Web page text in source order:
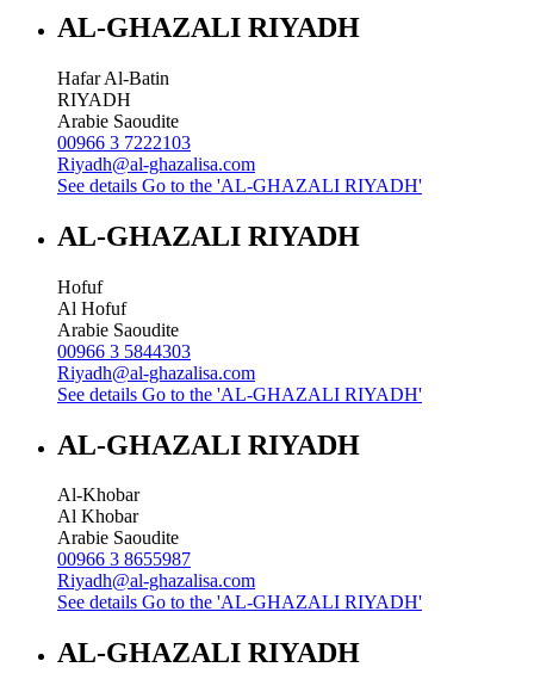
AL-GHAZALI RIYADH
Hafar Al-Batin
RIYADH
Arabie Saoudite
00966 3 7222103
Riyadh@al-ghazalisa.com
See details Go to the 'AL-GHAZALI RIYADH'
AL-GHAZALI RIYADH
Hofuf
Al Hofuf
Arabie Saoudite
00966 3 5844303
Riyadh@al-ghazalisa.com
See details Go to the 'AL-GHAZALI RIYADH'
AL-GHAZALI RIYADH
Al-Khobar
Al Khobar
Arabie Saoudite
00966 3 8655987
Riyadh@al-ghazalisa.com
See details Go to the 'AL-GHAZALI RIYADH'
AL-GHAZALI RIYADH